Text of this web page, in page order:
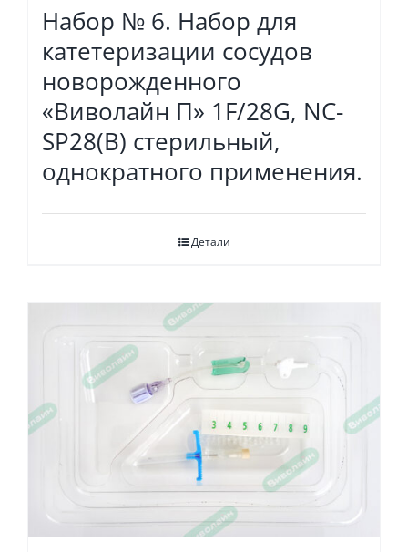
Набор № 6. Набор для
катетеризации сосудов
новорожденного
«Виволайн П» 1F/28G, NC-
SP28(B) стерильный,
однократного применения.
Детали